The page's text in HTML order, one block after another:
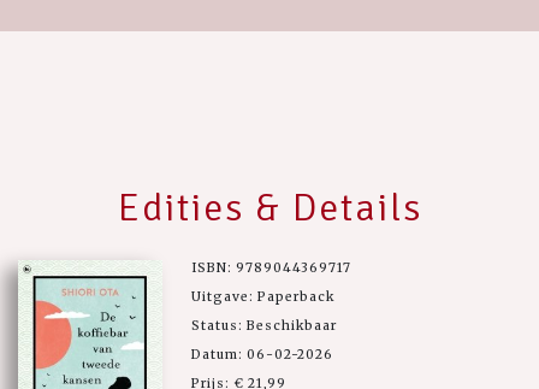
Edities & Details
ISBN: 9789044369717
Uitgave: Paperback
Status: Beschikbaar
Datum: 06-02-2026
Prijs: € 21,99